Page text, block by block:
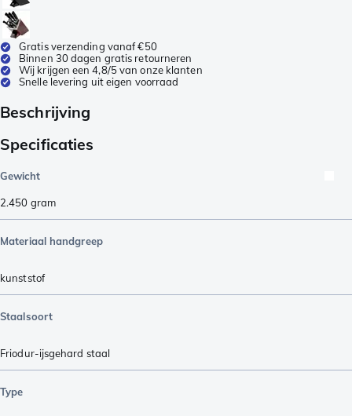
Gratis verzending vanaf €50
Binnen 30 dagen gratis retourneren
Wij krijgen een 4,8/5 van onze klanten
Snelle levering uit eigen voorraad
Beschrijving
Specificaties
Gewicht
2.450 gram
Materiaal handgreep
kunststof
Staalsoort
Friodur-ijsgehard staal
Type